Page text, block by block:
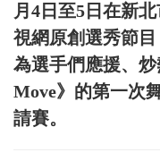
月4日至5日在新
視網原創選秀節
為選手們應援、
Move》的第一次
請賽。